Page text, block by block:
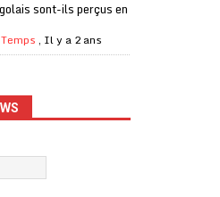
sont-ils perçus en
, Il y a 2 ans